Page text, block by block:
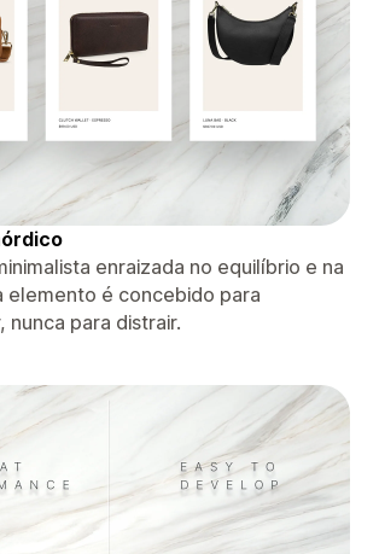
enraizada no equilíbrio e na
elemento é concebido para
nunca para distrair.